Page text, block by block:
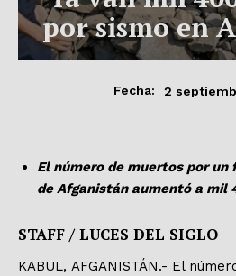
por sismo en
Fecha: 2
El número de muertos por un
de Afganistán aumentó a mil
STAFF / LUCES DEL SIGLO
KABUL, AFGANISTÁN.- El